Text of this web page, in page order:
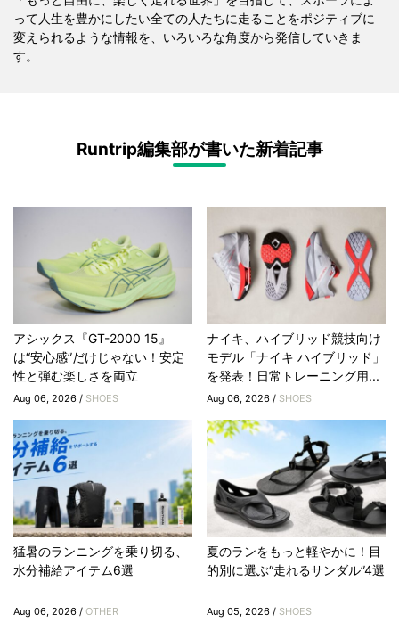
って人生を豊かにしたい全ての人たちに走ることをポジティブに
変えられるような情報を、いろいろな角度から発信していきま
す。
Runtrip編集部が書いた新着記事
アシックス『GT-2000 15』
は“安心感”だけじゃない！安定
性と弾む楽しさを両立
Aug 06, 2026 / SHOES
ナイキ、ハイブリッド競技向け
モデル「ナイキ ハイブリッド」
を発表！日常トレーニング用...
Aug 06, 2026 / SHOES
猛暑のランニングを乗り切る、
水分補給アイテム6選
Aug 06, 2026 / OTHER
夏のランをもっと軽やかに！目
的別に選ぶ“走れるサンダル”4選
Aug 05, 2026 / SHOES